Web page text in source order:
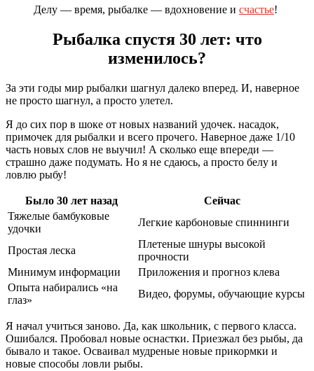
Делу — время, рыбалке — вдохновение и счастье!
Рыбалка спустя 30 лет: что
изменилось?
За эти годы мир рыбалки шагнул далеко вперед. И, наверное
не просто шагнул, а просто улетел.
Я до сих пор в шоке от новых названий удочек. насадок,
примочек для рыбалки и всего прочего. Наверное даже 1/10
часть новых слов не выучил! А сколько еще впереди —
страшно даже подумать. Но я не сдаюсь, а просто белу и
ловлю рыбу!
Было 30 лет назад
Сейчас
Тяжелые бамбуковые
удочки
Легкие карбоновые спиннинги
Простая леска
Плетеные шнуры высокой
прочности
Минимум информации
Приложения и прогноз клева
Опыта набирались «на
глаз»
Видео, форумы, обучающие курсы
Я начал учиться заново. Да, как школьник, с первого класса.
Ошибался. Пробовал новые оснастки. Приезжал без рыбы, да
бывало и такое. Осваивал мудреные новые прикормки и
новые способы ловли рыбы.